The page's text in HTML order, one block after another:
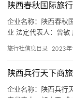
类信息咨询服务）；
陕西春秋国际旅
企业名称：陕西春秋
业 法定代表人：曾敏
询服务（依法须经批
旅行社信息目录 2023年
陕西兵行天下商
企业名称：陕西兵行